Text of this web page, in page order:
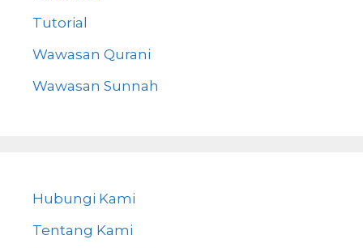
Tutorial
Wawasan Qurani
Wawasan Sunnah
Hubungi Kami
Tentang Kami